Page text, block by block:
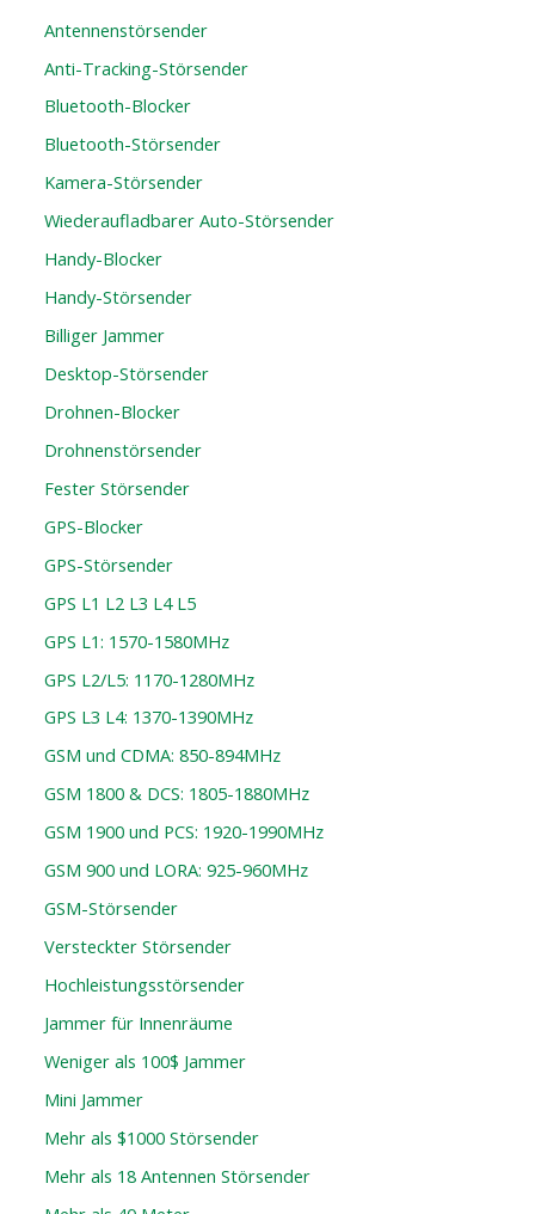
Antennenstörsender
Anti-Tracking-Störsender
Bluetooth-Blocker
Bluetooth-Störsender
Kamera-Störsender
Wiederaufladbarer Auto-Störsender
Handy-Blocker
Handy-Störsender
Billiger Jammer
Desktop-Störsender
Drohnen-Blocker
Drohnenstörsender
Fester Störsender
GPS-Blocker
GPS-Störsender
GPS L1 L2 L3 L4 L5
GPS L1: 1570-1580MHz
GPS L2/L5: 1170-1280MHz
GPS L3 L4: 1370-1390MHz
GSM und CDMA: 850-894MHz
GSM 1800 & DCS: 1805-1880MHz
GSM 1900 und PCS: 1920-1990MHz
GSM 900 und LORA: 925-960MHz
GSM-Störsender
Versteckter Störsender
Hochleistungsstörsender
Jammer für Innenräume
Weniger als 100$ Jammer
Mini Jammer
Mehr als $1000 Störsender
Mehr als 18 Antennen Störsender